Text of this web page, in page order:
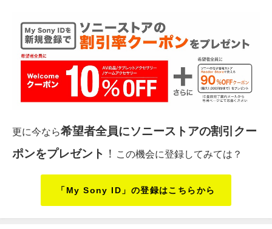
更に今なら希望者全員にソニーストアの割引クー
ポンをプレゼント ！ この機会に登録してみては？
「My Sony ID」の登録はこちらから